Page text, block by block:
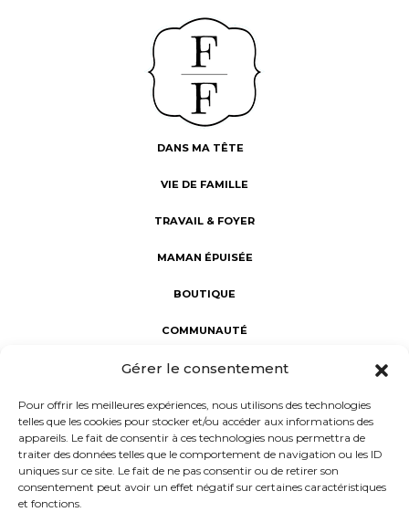
Gérer le consentement
Pour offrir les meilleures expériences, nous utilisons des technologies
telles que les cookies pour stocker et/ou accéder aux informations des
appareils. Le fait de consentir à ces technologies nous permettra de
traiter des données telles que le comportement de navigation ou les ID
uniques sur ce site. Le fait de ne pas consentir ou de retirer son
consentement peut avoir un effet négatif sur certaines caractéristiques
et fonctions.
DANS MA TÊTE
VIE DE FAMILLE
TRAVAIL & FOYER
MAMAN ÉPUISÉE
BOUTIQUE
COMMUNAUTÉ
Fabuleuses au foyer : révéler la Fabuleuse en chaque maman.
des mamans. Notre mission : porter un regard sincère sur la
maternité à l'intérieur et à l'extérieur du foyer, rejoindre les
femmes dans leur vie réelle et non rêvée, et donner la parole
aux mamans d’aujourd’hui.